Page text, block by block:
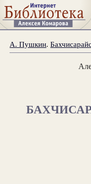
А. Пушкин.